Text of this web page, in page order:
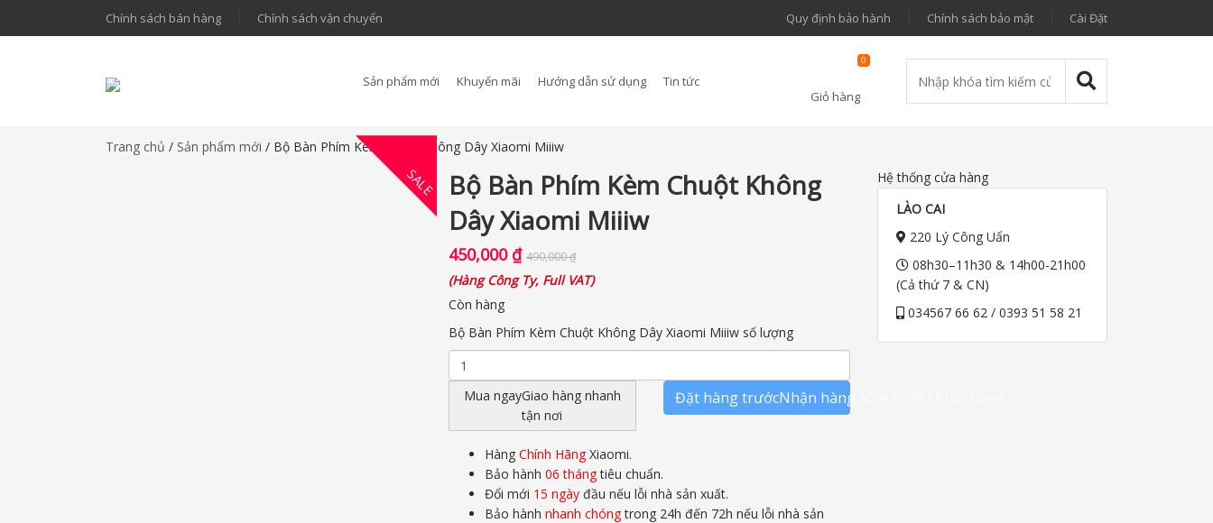
Chính sách bán hàng Chính sách vận chuyển Quy định bảo hành Chính sách bảo mật Cài Đặt
Sản phẩm mới Khuyến mãi Hướng dẫn sử dụng
Tin tức
Giỏ hàng
0
Trang chủ / Sản phẩm mới / Bộ Bàn Phím Kèm Chuột Không Dây Xiaomi Miiiw
SALE Bộ Bàn Phím Kèm Chuột Không
Dây Xiaomi Miiiw
450,000 ₫ 490,000₫
(Hàng Công Ty, Full VAT)
Còn hàng
Bộ Bàn Phím Kèm Chuột Không Dây Xiaomi Miiiw số lượng
Mua ngayGiao hàng nhanh
tận nơi
Đặt hàng trướcNhận hàng sớm nhất khi có hàng
Hàng Chính Hãng Xiaomi.
Bảo hành 06 thángtiêu chuẩn.
Đổi mới 15 ngày đầu nếu lỗi nhà sản xuất.
Bảo hành nhanh chóngtrong 24h đến 72h nếu lỗi nhà sản
Hệ thống cửa hàng
LÀO CAI
220 Lý Công Uẩn
08h30–11h30 & 14h00-21h00
(Cả thứ 7 & CN)
034567 66 62 / 0393 51 58 21